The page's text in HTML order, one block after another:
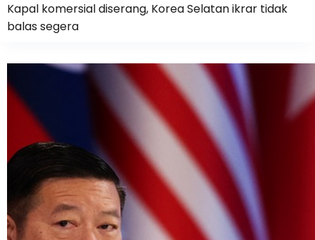
Kapal komersial diserang, Korea Selatan ikrar tidak
balas segera